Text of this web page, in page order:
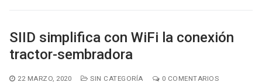
SIID simplifica con WiFi la conexión
tractor-sembradora
22 MARZO, 2020 SIN CATEGORÍA 0 COMENTARIOS